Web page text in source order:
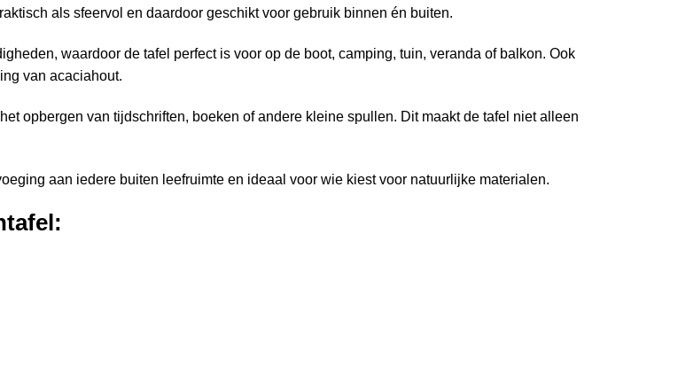
als sfeervol en daardoor geschikt voor gebruik binnen én buiten.
waardoor de tafel perfect is voor op de boot, camping, tuin, veranda of balkon. Ook
van acaciahout.
opbergen van tijdschriften, boeken of andere kleine spullen. Dit maakt de tafel niet alleen
aan iedere buiten leefruimte en ideaal voor wie kiest voor natuurlijke materialen.